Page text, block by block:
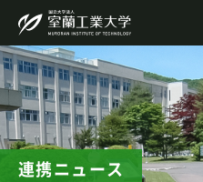
連携ニュース